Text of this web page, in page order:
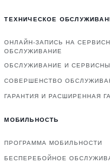
ТЕХНИЧЕСКОЕ
ОНЛАЙН-ЗАПИСЬ НА
ОБСЛУЖИВАНИЕ
ОБСЛУЖИВАНИЕ И
СОВЕРШЕНСТВО
ГАРАНТИЯ И РАСШИРЕННАЯ
МОБИЛЬНОСТЬ
ПРОГРАММА МОБИЛЬНОСТИ
БЕСПЕРЕБОЙНОЕ